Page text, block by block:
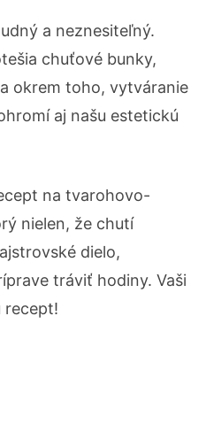
a neznesiteľný.
chuťové bunky,
okrem toho, vytváranie
aj našu estetickú
na tvarohovo-
nielen, že chutí
dielo,
tráviť hodiny. Vaši
recept!